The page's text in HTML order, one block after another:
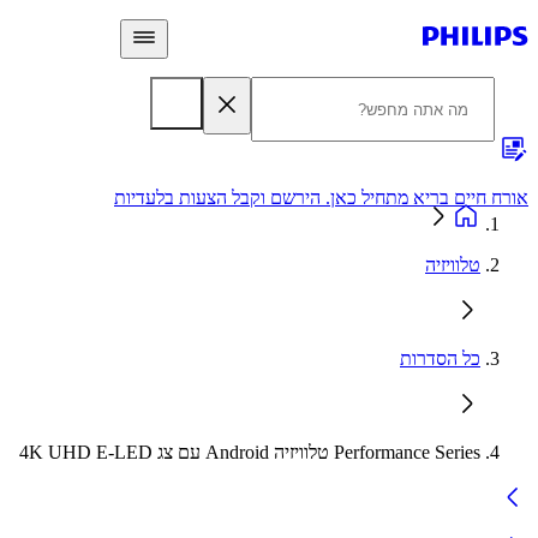
חיים בריא מתחיל כאן. הירשם וקבל הצעות בלעדיות
טלוויזיה
כל הסדרות
Performance Series טלוויזיה Android עם צג 4K UHD E-LED